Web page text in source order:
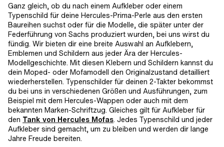
Ganz gleich, ob du nach einem Aufkleber oder einem
Typenschild für deine Hercules-Prima-Perle aus den ersten
Baureihen suchst oder für die Modelle, die später unter der
Federführung von Sachs produziert wurden, bei uns wirst du
fündig. Wir bieten dir eine breite Auswahl an Aufklebern,
Emblemen und Schildern aus jeder Ära der Hercules-
Modellgeschichte. Mit diesen Klebern und Schildern kannst du
dein Moped- oder Mofamodell den Originalzustand detailliert
wiederherstellen. Typenschilder für deinen 2-Takter bekommst
du bei uns in verschiedenen Größen und Ausführungen, zum
Beispiel mit dem Hercules-Wappen oder auch mit dem
bekannten Marken-Schriftzug. Gleiches gilt für Aufkleber für
den Tank von Hercules Mofas. Jedes Typenschild und jeder
Aufkleber sind gemacht, um zu bleiben und werden dir lange
Jahre Freude bereiten.